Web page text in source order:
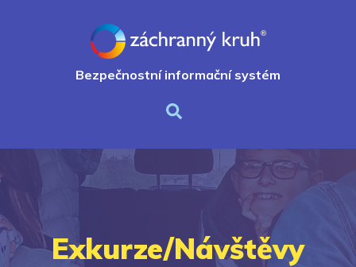
Bezpečnostní informační systém
Exkurze/Návštěvy